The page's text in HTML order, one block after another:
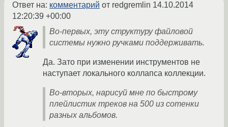
Ответ на: комментарий от redgremlin 14.10.2014
12:20:39 +00:00
Во-первых, эту структуру файловой
системы нужно ручками поддерживать.
Да. Зато при изменении инструментов не
наступает локального коллапса коллекции.
Во-вторых, нарисуй мне по быстрому
плейлистик треков на 500 из сотенки
разных альбомов.